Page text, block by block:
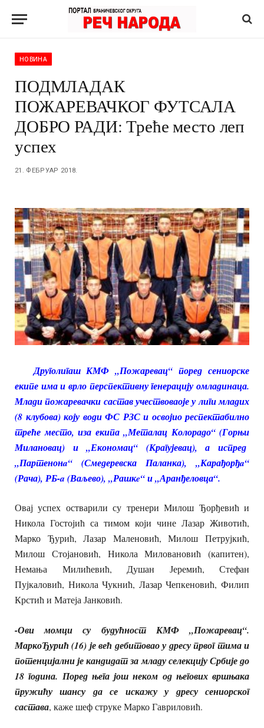
НОВИНА
ПОДМЛАДАК
ПОЖАРЕВАЧКОГ ФУТСАЛА
ДОБРО РАДИ: Треће место леп
успех
21. ФЕБРУАР 2018.
Друголигаш КМФ „Пожаревац“ поред сениорске
екипе има и врло перспективну генерацију омладинаца.
Млади пожаревачки састав учествоваоје у лиги младих
(8 клубова) коју води ФС РЗС и освојио респектабилно
треће место, иза екипа „Металац Колорадо“ (Горњи
Милановац) и „Економац“ (Крагујевац), а испред
„Партенонa“ (Смедеревска Паланка), „Карађорђa“
(Рача), РБ-a (Ваљево), „Рашкe“ и „Аранђеловца“.
Овај успех остварили су тренери Милош Ђорђевић и
Никола Гостојић са тимом који чине Лазар Животић,
Марко Ђурић, Лазар Маленовић, Милош Петрујкић,
Милош Стојановић, Никола Миловановић (капитен),
Немања Милићевић, Душан Јеремић, Стефан
Пујкаловић, Никола Чукнић, Лазар Чепкеновић, Филип
Крстић и Матеја Јанковић.
-Ови момци су будућност КМФ „Пожаревац“.
МаркоЂурић (16) је већ дебитовао у дресу првог тима и
потенцијални је кандидат за младу селекцију Србије до
18 година. Поред њега још неком од његових вршњака
пружићу шансу да се искажу у дресу сениорског
састава, каже шеф струке Марко Гавриловић.